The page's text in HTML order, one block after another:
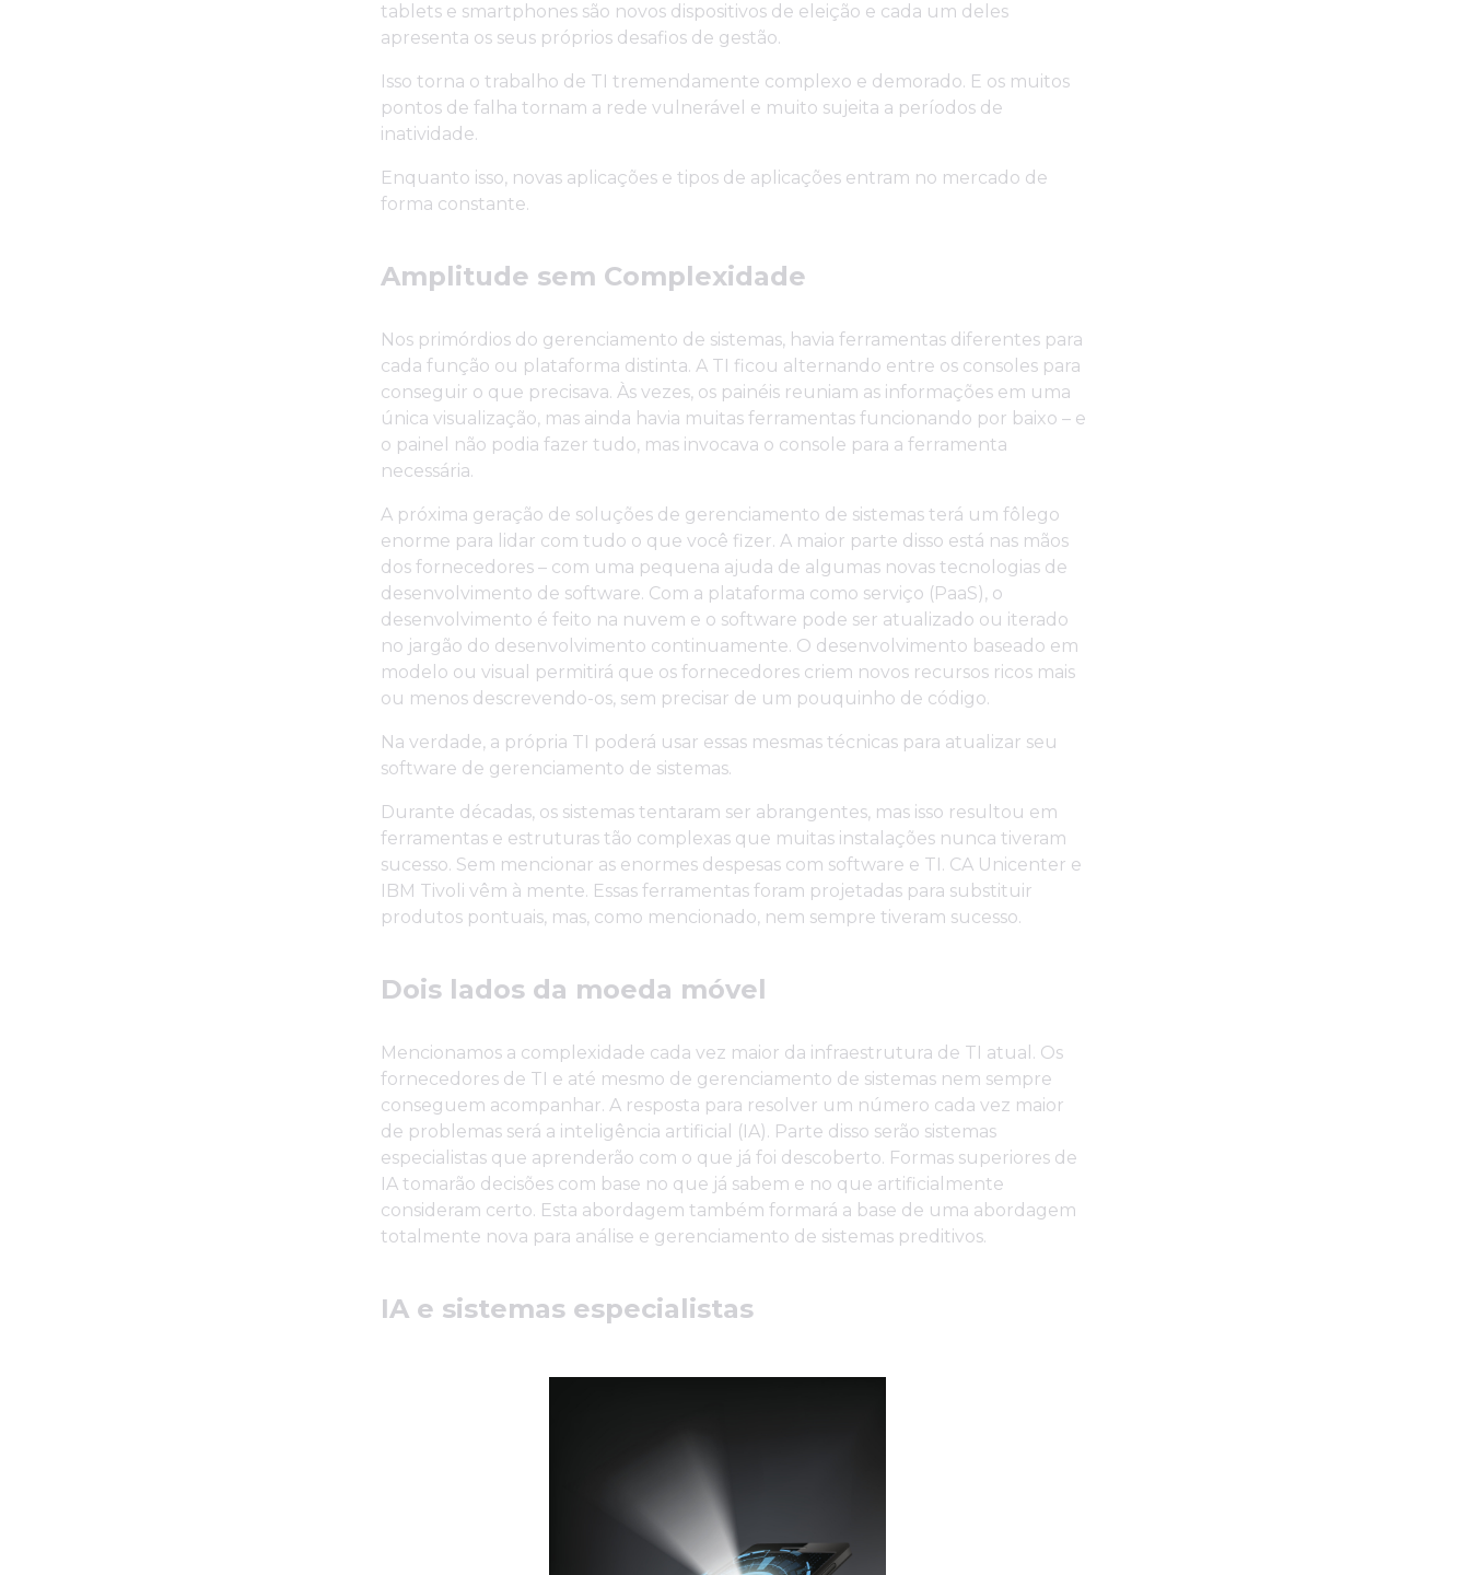
tablets e smartphones são novos dispositivos de eleição e cada um deles
apresenta os seus próprios desafios de gestão.
Isso torna o trabalho de TI tremendamente complexo e demorado. E os muitos
pontos de falha tornam a rede vulnerável e muito sujeita a períodos de
inatividade.
Enquanto isso, novas aplicações e tipos de aplicações entram no mercado de
forma constante.
Amplitude sem Complexidade
Nos primórdios do gerenciamento de sistemas, havia ferramentas diferentes para
cada função ou plataforma distinta. A TI ficou alternando entre os consoles para
conseguir o que precisava. Às vezes, os painéis reuniam as informações em uma
única visualização, mas ainda havia muitas ferramentas funcionando por baixo – e
o painel não podia fazer tudo, mas invocava o console para a ferramenta
necessária.
A próxima geração de soluções de gerenciamento de sistemas terá um fôlego
enorme para lidar com tudo o que você fizer. A maior parte disso está nas mãos
dos fornecedores – com uma pequena ajuda de algumas novas tecnologias de
desenvolvimento de software. Com a plataforma como serviço (PaaS), o
desenvolvimento é feito na nuvem e o software pode ser atualizado ou iterado
no jargão do desenvolvimento continuamente. O desenvolvimento baseado em
modelo ou visual permitirá que os fornecedores criem novos recursos ricos mais
ou menos descrevendo-os, sem precisar de um pouquinho de código.
Na verdade, a própria TI poderá usar essas mesmas técnicas para atualizar seu
software de gerenciamento de sistemas.
Durante décadas, os sistemas tentaram ser abrangentes, mas isso resultou em
ferramentas e estruturas tão complexas que muitas instalações nunca tiveram
sucesso. Sem mencionar as enormes despesas com software e TI. CA Unicenter e
IBM Tivoli vêm à mente. Essas ferramentas foram projetadas para substituir
produtos pontuais, mas, como mencionado, nem sempre tiveram sucesso.
Dois lados da moeda móvel
Mencionamos a complexidade cada vez maior da infraestrutura de TI atual. Os
fornecedores de TI e até mesmo de gerenciamento de sistemas nem sempre
conseguem acompanhar. A resposta para resolver um número cada vez maior
de problemas será a inteligência artificial (IA). Parte disso serão sistemas
especialistas que aprenderão com o que já foi descoberto. Formas superiores de
IA tomarão decisões com base no que já sabem e no que artificialmente
consideram certo. Esta abordagem também formará a base de uma abordagem
totalmente nova para análise e gerenciamento de sistemas preditivos.
IA e sistemas especialistas